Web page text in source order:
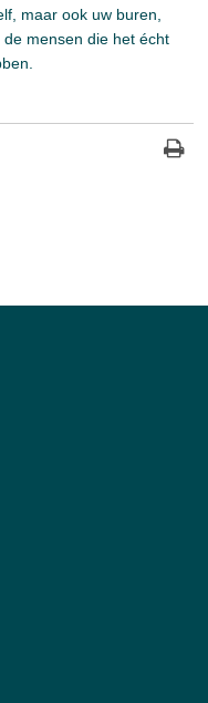
maar ook uw buren,
de mensen die het écht